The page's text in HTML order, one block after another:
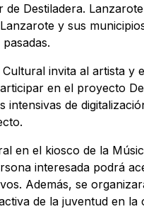
Destiladera.
y sus
invita al artista y
en el proyecto
intensivas de
en el kiosco de la
interesada podrá
Además, se
de la juventud en la